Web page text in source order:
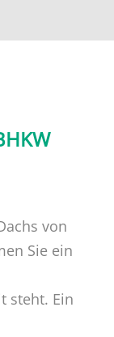
von
Sie ein
steht. Ein